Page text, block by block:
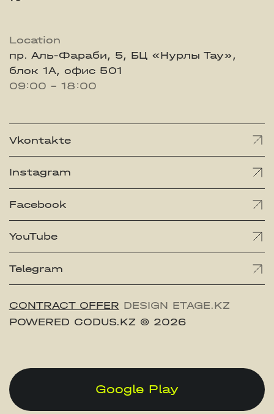
Location
пр. Аль-Фараби, 5, БЦ «Нурлы Тау»,
блок 1А, офис 501
09:00 - 18:00
Vkontakte
Instagram
Facebook
YouTube
Telegram
CONTRACT OFFER DESIGN ETAGE.KZ
POWERED CODUS.KZ © 2026
Google Play